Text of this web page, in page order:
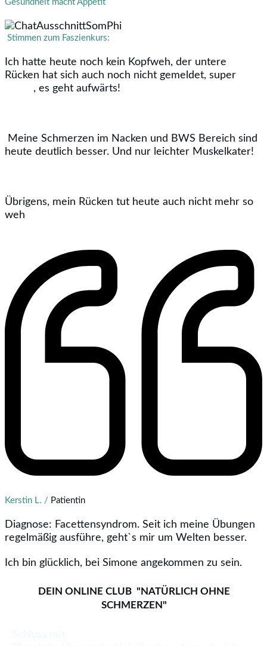
Gesundheit macht Appetit
Stimmen zum Faszienkurs:
Ich hatte heute noch kein Kopfweh, der untere
Rücken hat sich auch noch nicht gemeldet, super
, es geht aufwärts!
Meine Schmerzen im Nacken und BWS Bereich sind
heute deutlich besser. Und nur leichter Muskelkater!
Übrigens, mein Rücken tut heute auch nicht mehr so
weh
Kerstin L. / Patientin
Diagnose: Facettensyndrom. Seit ich meine Übungen
regelmäßig ausführe, geht`s mir um Welten besser.
Ich bin glücklich, bei Simone angekommen zu sein.
DEIN ONLINE CLUB "NATÜRLICH OHNE
SCHMERZEN"